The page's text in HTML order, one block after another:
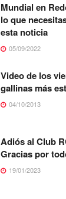
Mundial en
lo que
esta noticia
05/09/2022
Video de los
gallinas más
04/10/2013
Adiós al Club
Gracias por
19/01/2023